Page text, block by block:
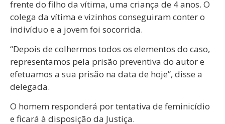
frente do filho da vítima, uma criança de 4 anos. O
colega da vítima e vizinhos conseguiram conter o
indivíduo e a jovem foi socorrida.
“Depois de colhermos todos os elementos do caso,
representamos pela prisão preventiva do autor e
efetuamos a sua prisão na data de hoje”, disse a
delegada.
O homem responderá por tentativa de feminicídio
e ficará à disposição da Justiça.